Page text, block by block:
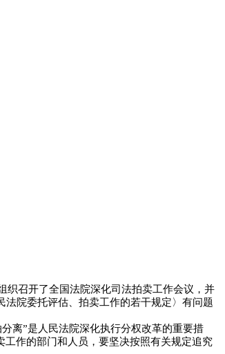
织召开了全国法院深化司法拍卖工作会议，并
院委托评估、拍卖工作的若干规定〉有问题
离”是人民法院深化执行分权改革的重要措
作的部门和人员，要坚决按照有关规定追究